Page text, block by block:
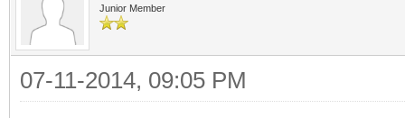
Junior Member
07-11-2014, 09:05 PM